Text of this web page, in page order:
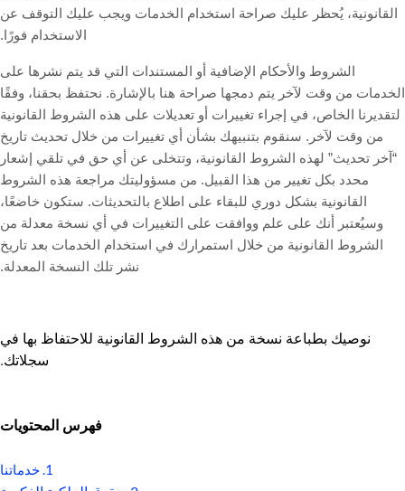
القانونية، يُحظر عليك صراحة استخدام الخدمات ويجب عليك التوقف عن
الاستخدام فورًا.
الشروط والأحكام الإضافية أو المستندات التي قد يتم نشرها على
الخدمات من وقت لآخر يتم دمجها صراحة هنا بالإشارة. نحتفظ بحقنا، وفقًا
لتقديرنا الخاص، في إجراء تغييرات أو تعديلات على هذه الشروط القانونية
من وقت لآخر. سنقوم بتنبيهك بشأن أي تغييرات من خلال تحديث تاريخ
“آخر تحديث” لهذه الشروط القانونية، وتتخلى عن أي حق في تلقي إشعار
محدد بكل تغيير من هذا القبيل. من مسؤوليتك مراجعة هذه الشروط
القانونية بشكل دوري للبقاء على اطلاع بالتحديثات. ستكون خاضعًا،
وسيُعتبر أنك على علم ووافقت على التغييرات في أي نسخة معدلة من
الشروط القانونية من خلال استمرارك في استخدام الخدمات بعد تاريخ
نشر تلك النسخة المعدلة.
نوصيك بطباعة نسخة من هذه الشروط القانونية للاحتفاظ بها في
سجلاتك.
فهرس المحتويات
1. خدماتنا